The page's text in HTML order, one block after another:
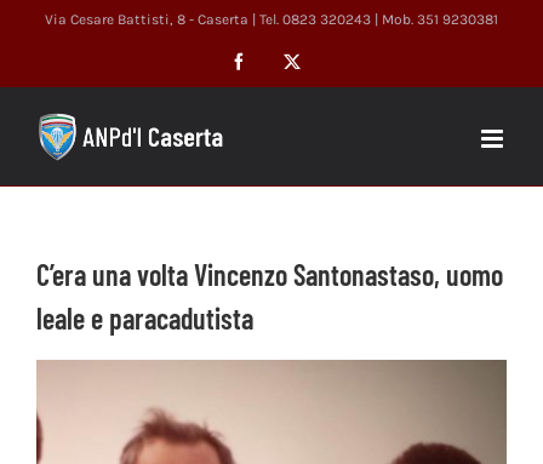
Via Cesare Battisti, 8 - Caserta | Tel. 0823 320243 | Mob. 351 9230381
Facebook
C’era una volta Vincenzo Santonastaso, uomo
leale e paracadutista